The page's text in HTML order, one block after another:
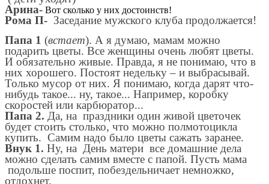
Арина- Вот сколько у них достоинств!
Рома П- Заседание мужского клуба продолжается!
Папа 1 (встает). А я думаю, мамам можно
подарить цветы. Все женщины очень любят цветы.
И обязательно живые. Правда, я не понимаю, что в
них хорошего. Постоят недельку – и выбрасывай.
Только мусор от них. Я понимаю, когда дарят что-
нибудь такое... ну, такое... Например, коробку
скоростей или карбюратор...
Папа 2. Да, на праздники один живой цветочек
будет стоить столько, что можно полмотоцикла
купить. Самим надо было цветы сажать заранее.
Внук 1. Ну, на День матери все домашние дела
можно сделать самим вместе с папой. Пусть мама
подольше поспит, побездельничает немножко,
отдохнет.